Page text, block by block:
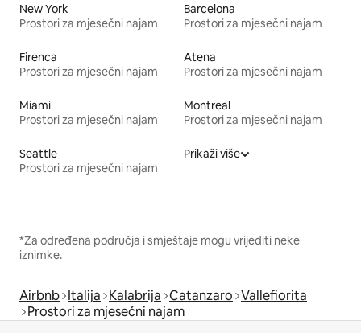
New York
Prostori za mjesečni najam
Barcelona
Prostori za mjesečni najam
Firenca
Prostori za mjesečni najam
Atena
Prostori za mjesečni najam
Miami
Prostori za mjesečni najam
Montreal
Prostori za mjesečni najam
Seattle
Prostori za mjesečni najam
Prikaži više
*Za određena područja i smještaje mogu vrijediti neke
iznimke.
Airbnb Italija Kalabrija Catanzaro Vallefiorita
Prostori za mjesečni najam